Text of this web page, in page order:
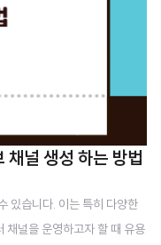
널 생성 하는 방법
있습니다. 이는 특히 다양한
채널을 운영하고자 할 때 유용